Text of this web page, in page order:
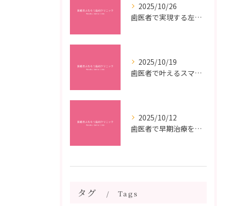
2025/10/26
歯医者で実現する左右対称治療のポイントと矯正治療選びの疑問解決ガイド
2025/10/19
歯医者で叶えるスマイルメイクオーバーなら福岡県福岡市博多区博多駅前の最新矯正治療解説
2025/10/12
歯医者で早期治療を受けるメリットと虫歯悪化を防ぐ最短ステップ
タグ Tags